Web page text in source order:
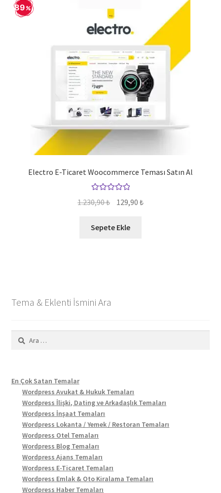
Electro E-Ticaret Woocommerce Teması Satın Al
5.00
89
1.230,90₺
Orijinal
1.230,90 ₺.
129,90 ₺Şu
Sepete Ekle
Tema & Eklenti İsmini Ara
Arama:
En Çok Satan Temalar
Wordpress Avukat & Hukuk Temaları
Wordpress İlişki, Dating ve Arkadaşlık Temaları
Wordpress İnşaat Temaları
Wordpress Lokanta / Yemek / Restoran Temaları
Wordpress Otel Temaları
Wordpress Blog Temaları
Wordpress Ajans Temaları
Wordpress E-Ticaret Temaları
Wordpress Emlak & Oto Kiralama Temaları
Wordpress Haber Temaları